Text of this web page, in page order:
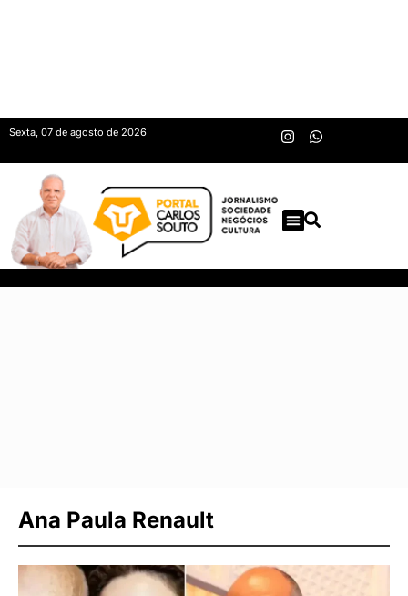
Sexta, 07 de agosto de 2026
Ana Paula Renault